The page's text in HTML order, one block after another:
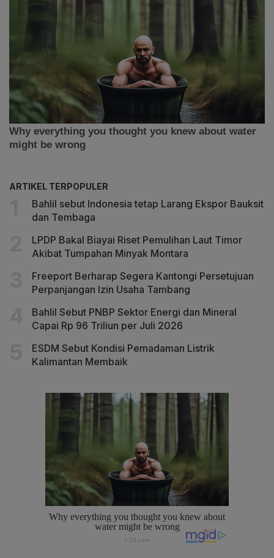
ARTIKEL TERPOPULER
Bahlil sebut Indonesia tetap Larang Ekspor Bauksit
dan Tembaga
LPDP Bakal Biayai Riset Pemulihan Laut Timor
Akibat Tumpahan Minyak Montara
Freeport Berharap Segera Kantongi Persetujuan
Perpanjangan Izin Usaha Tambang
Bahlil Sebut PNBP Sektor Energi dan Mineral
Capai Rp 96 Triliun per Juli 2026
ESDM Sebut Kondisi Pemadaman Listrik
Kalimantan Membaik